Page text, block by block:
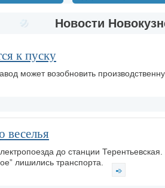
Новости
к пуску
может возобновить
веселья
до станции
лишились транспорта.